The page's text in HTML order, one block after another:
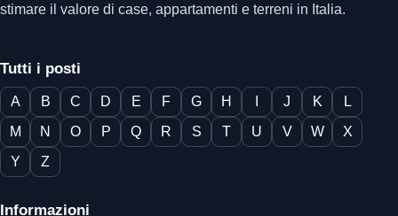
stimare il valore di case, appartamenti e terreni in Italia.
Tutti i posti
A B C D E F G H J K
L
M
N O P Q R S T U V W
X
Y
Z
Informazioni